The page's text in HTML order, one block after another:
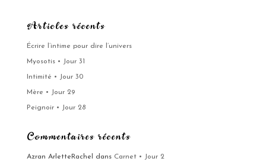
Articles récents
Écrire l’intime pour dire l’univers
Myosotis • Jour 31
Intimité • Jour 30
Mère • Jour 29
Peignoir • Jour 28
Commentaires récents
Azran ArletteRachel dans Carnet • Jour 2